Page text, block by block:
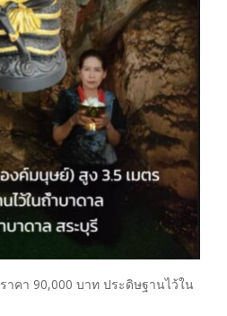
ราคา 90,000 บาท ประดิษฐานไว้ใน